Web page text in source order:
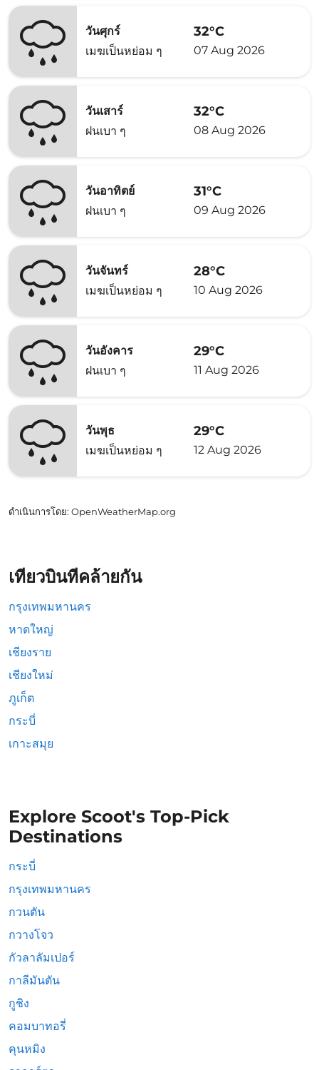
วันศุกร์
เมฆเป็นหย่อม ๆ
32°C
07 Aug 2026
วันเสาร์
ฝนเบา ๆ
32°C
08 Aug 2026
วันอาทิตย์
ฝนเบา ๆ
31°C
09 Aug 2026
วันจันทร์
เมฆเป็นหย่อม ๆ
28°C
10 Aug 2026
วันอังคาร
ฝนเบา ๆ
29°C
11 Aug 2026
วันพุธ
เมฆเป็นหย่อม ๆ
29°C
12 Aug 2026
ดำเนินการโดย: OpenWeatherMap.org
เที่ยวบินที่คล้ายกัน
กรุงเทพมหานคร
หาดใหญ่
เชียงราย
เชียงใหม่
ภูเก็ต
กระบี่
เกาะสมุย
Explore Scoot's Top-Pick
Destinations
กระบี่
กรุงเทพมหานคร
กวนตัน
กวางโจว
กัวลาลัมเปอร์
กาลีมันตัน
กูชิง
คอมบาทอรี่
คุนหมิง